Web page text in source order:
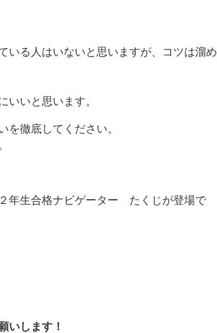
いる人はいないと思いますが、コツは溜め
いいと思います。
を徹底してください。
年生合格ナビゲーター たくじが登場で
いします！